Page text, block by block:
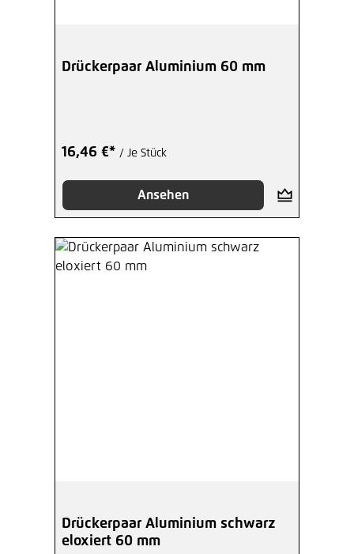
Drückerpaar Aluminium 60 mm
16,46 €* / Je Stück
Ansehen
Drückerpaar Aluminium schwarz
eloxiert 60 mm